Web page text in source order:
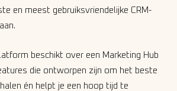
en meest gebruiksvriendelijke CRM-
beschikt over een Marketing Hub
die ontworpen zijn om het beste
én helpt je een hoop tijd te